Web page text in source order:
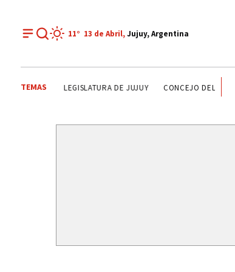
11° 13 de Abril,Jujuy, Argentina
TEMAS
SERENATA A LA CIUDAD GLORIETA DE PLAZA BELGRANO